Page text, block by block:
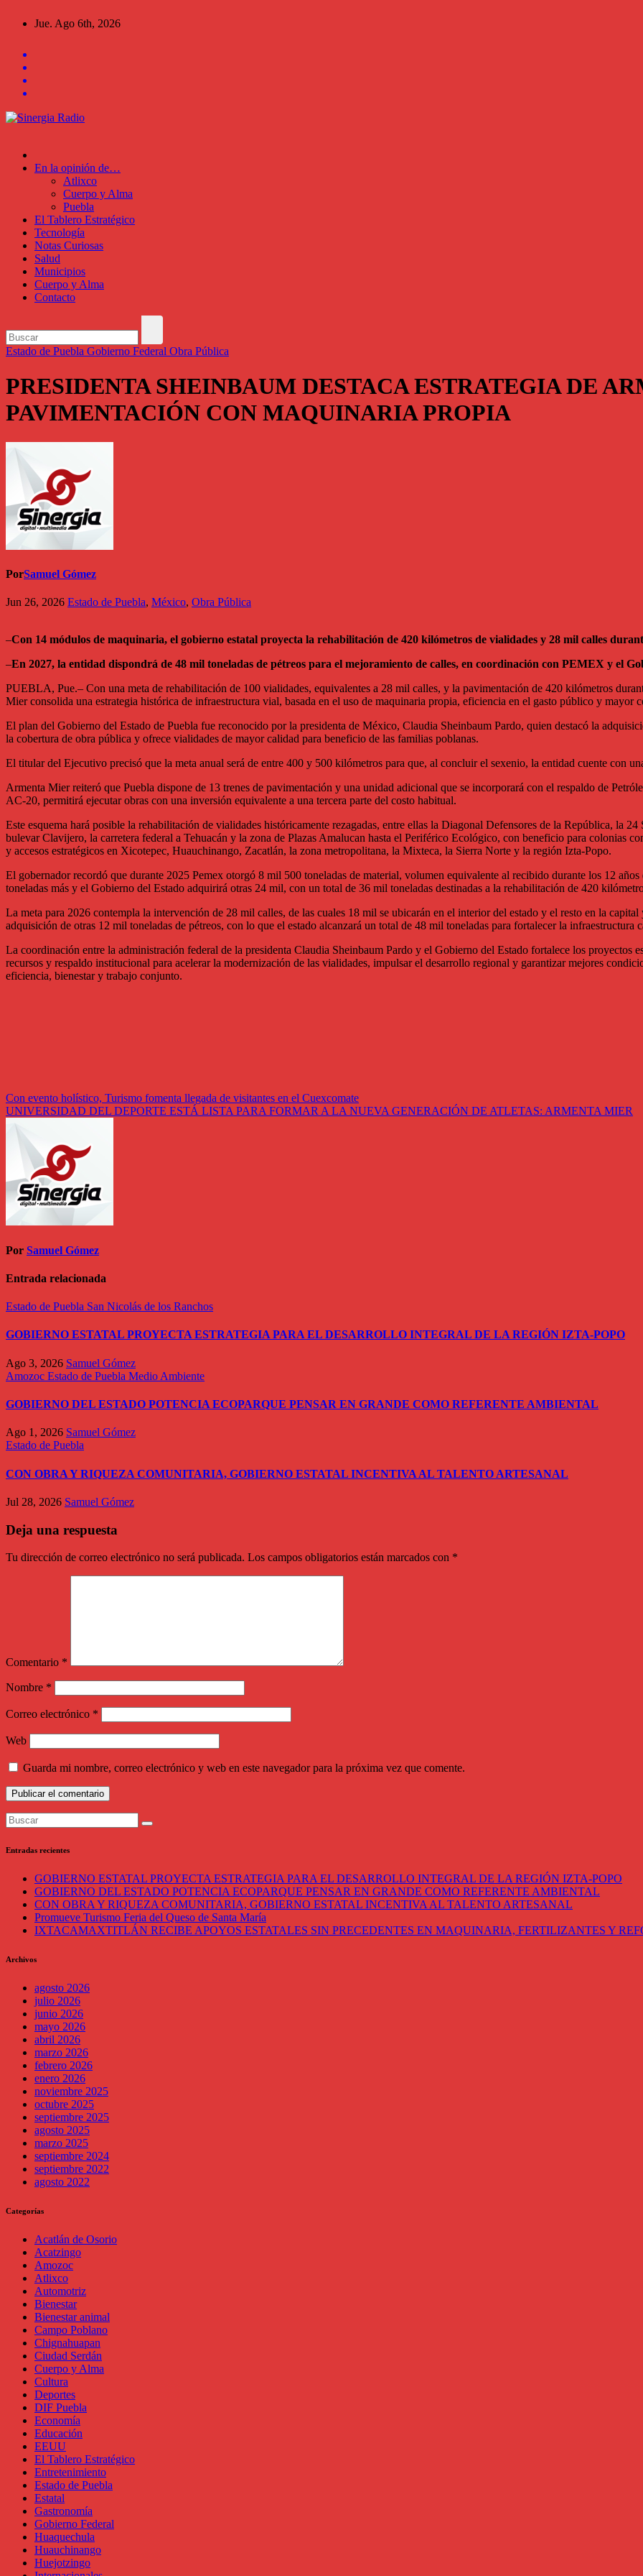
Jue. Ago 6th, 2026
En la opinión de…
Atlixco
Cuerpo y Alma
Puebla
El Tablero Estratégico
Tecnología
Notas Curiosas
Salud
Municipios
Cuerpo y Alma
Contacto
Estado de Puebla Gobierno Federal Obra Pública
PRESIDENTA SHEINBAUM DESTACA ESTRATEGIA DE
PAVIMENTACIÓN CON MAQUINARIA PROPIA
PorSamuel Gómez
Jun 26, 2026 Estado de Puebla, México, Obra Pública
–Con 14 módulos de maquinaria, el gobierno estatal proyecta la rehabilitación de 420 kilómetros de vialidades y 28 mil calles
–En 2027, la entidad dispondrá de 48 mil toneladas de pétreos para el mejoramiento de calles, en coordinación con PEMEX y el
PUEBLA, Pue.– Con una meta de rehabilitación de 100 vialidades, equivalentes a 28 mil calles, y la pavimentación de 420 kilómetros
Mier consolida una estrategia histórica de infraestructura vial, basada en el uso de maquinaria propia, eficiencia en el gasto público y
El plan del Gobierno del Estado de Puebla fue reconocido por la presidenta de México, Claudia Sheinbaum Pardo, quien destacó la
la cobertura de obra pública y ofrece vialidades de mayor calidad para beneficio de las familias poblanas.
El titular del Ejecutivo precisó que la meta anual será de entre 400 y 500 kilómetros para que, al concluir el sexenio, la entidad cuente con
Armenta Mier reiteró que Puebla dispone de 13 trenes de pavimentación y una unidad adicional que se incorporará con el respaldo de
AC-20, permitirá ejecutar obras con una inversión equivalente a una tercera parte del costo habitual.
Este esquema hará posible la rehabilitación de vialidades históricamente rezagadas, entre ellas la Diagonal Defensores de la República, la
bulevar Clavijero, la carretera federal a Tehuacán y la zona de Plazas Amalucan hasta el Periférico Ecológico, con beneficio para colonias
y accesos estratégicos en Xicotepec, Huauchinango, Zacatlán, la zona metropolitana, la Mixteca, la Sierra Norte y la región Izta-Popo.
El gobernador recordó que durante 2025 Pemex otorgó 8 mil 500 toneladas de material, volumen equivalente al recibido durante los 12
toneladas más y el Gobierno del Estado adquirirá otras 24 mil, con un total de 36 mil toneladas destinadas a la rehabilitación de 420
La meta para 2026 contempla la intervención de 28 mil calles, de las cuales 18 mil se ubicarán en el interior del estado y el resto en la
adquisición de otras 12 mil toneladas de pétreos, con lo que el estado alcanzará un total de 48 mil toneladas para fortalecer la infraestructura
La coordinación entre la administración federal de la presidenta Claudia Sheinbaum Pardo y el Gobierno del Estado fortalece los proyectos
recursos y respaldo institucional para acelerar la modernización de las vialidades, impulsar el desarrollo regional y garantizar mejores
eficiencia, bienestar y trabajo conjunto.
Navegación
de
entradas
Con evento holístico, Turismo fomenta llegada de visitantes en el Cuexcomate
UNIVERSIDAD DEL DEPORTE ESTÁ LISTA PARA FORMAR A LA NUEVA GENERACIÓN DE ATLETAS: ARMENTA MIER
Por Samuel Gómez
Entrada relacionada
Estado de Puebla San Nicolás de los Ranchos
GOBIERNO ESTATAL PROYECTA ESTRATEGIA PARA EL DESARROLLO INTEGRAL DE LA REGIÓN IZTA-POPO
Ago 3, 2026 Samuel Gómez
Amozoc Estado de Puebla Medio Ambiente
GOBIERNO DEL ESTADO POTENCIA ECOPARQUE PENSAR EN GRANDE COMO REFERENTE AMBIENTAL
Ago 1, 2026 Samuel Gómez
Estado de Puebla
CON OBRA Y RIQUEZA COMUNITARIA, GOBIERNO ESTATAL INCENTIVA AL TALENTO ARTESANAL
Jul 28, 2026 Samuel Gómez
Deja una respuesta
Tu dirección de correo electrónico no será publicada. Los campos obligatorios están marcados con *
Comentario *
Nombre *
Correo electrónico *
Web
Guarda mi nombre, correo electrónico y web en este navegador para la próxima vez que comente.
Entradas recientes
GOBIERNO ESTATAL PROYECTA ESTRATEGIA PARA EL DESARROLLO INTEGRAL DE LA REGIÓN IZTA-POPO
GOBIERNO DEL ESTADO POTENCIA ECOPARQUE PENSAR EN GRANDE COMO REFERENTE AMBIENTAL
CON OBRA Y RIQUEZA COMUNITARIA, GOBIERNO ESTATAL INCENTIVA AL TALENTO ARTESANAL
Promueve Turismo Feria del Queso de Santa María
IXTACAMAXTITLÁN RECIBE APOYOS ESTATALES SIN PRECEDENTES EN MAQUINARIA, FERTILIZANTES Y
Archivos
agosto 2026
julio 2026
junio 2026
mayo 2026
abril 2026
marzo 2026
febrero 2026
enero 2026
noviembre 2025
octubre 2025
septiembre 2025
agosto 2025
marzo 2025
septiembre 2024
septiembre 2022
agosto 2022
Categorías
Acatlán de Osorio
Acatzingo
Amozoc
Atlixco
Automotriz
Bienestar
Bienestar animal
Campo Poblano
Chignahuapan
Ciudad Serdán
Cuerpo y Alma
Cultura
Deportes
DIF Puebla
Economía
Educación
EEUU
El Tablero Estratégico
Entretenimiento
Estado de Puebla
Estatal
Gastronomía
Gobierno Federal
Huaquechula
Huauchinango
Huejotzingo